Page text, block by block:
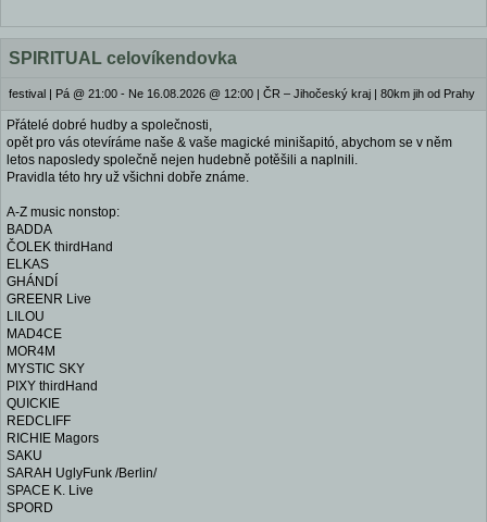
SPIRITUAL celovíkendovka
festival | Pá @ 21:00 - Ne 16.08.2026 @ 12:00 | ČR – Jihočeský kraj | 80km jih od Prahy
Přátelé dobré hudby a společnosti,
opět pro vás otevíráme naše & vaše magické minišapitó, abychom se v něm
letos naposledy společně nejen hudebně potěšili a naplnili.
Pravidla této hry už všichni dobře známe.
A-Z music nonstop:
BADDA
ČOLEK thirdHand
ELKAS
GHÁNDÍ
GREENR Live
LILOU
MAD4CE
MOR4M
MYSTIC SKY
PIXY thirdHand
QUICKIE
REDCLIFF
RICHIE Magors
SAKU
SARAH UglyFunk /Berlin/
SPACE K. Live
SPORD